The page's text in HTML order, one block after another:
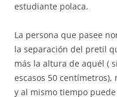
estudiante polaca.
La persona que pasee
la separación del pretil
más la altura de aquél (
escasos 50
y al mismo tiempo